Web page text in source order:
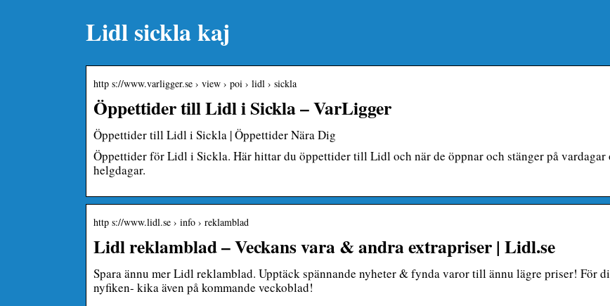
Lidl sickla kaj
http s://www.varligger.se › view › poi › lidl › sickla
Öppettider till Lidl i Sickla – VarLigger
Öppettider till Lidl i Sickla | Öppettider Nära Dig
Öppettider för Lidl i Sickla. Här hittar du öppettider till Lidl och när de öppnar och stänger på vardagar
helgdagar.
http s://www.lidl.se › info › reklamblad
Lidl reklamblad – Veckans vara & andra extrapriser | Lidl.se
Spara ännu mer Lidl reklamblad. Upptäck spännande nyheter & fynda varor till ännu lägre priser! För
nyfiken- kika även på kommande veckoblad!